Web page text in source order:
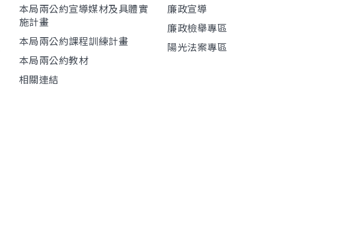
本局兩公約宣導媒材及具體實
施計畫
本局兩公約課程訓練計畫
本局兩公約教材
相關連結
廉政宣導
廉政檢舉專區
陽光法案專區